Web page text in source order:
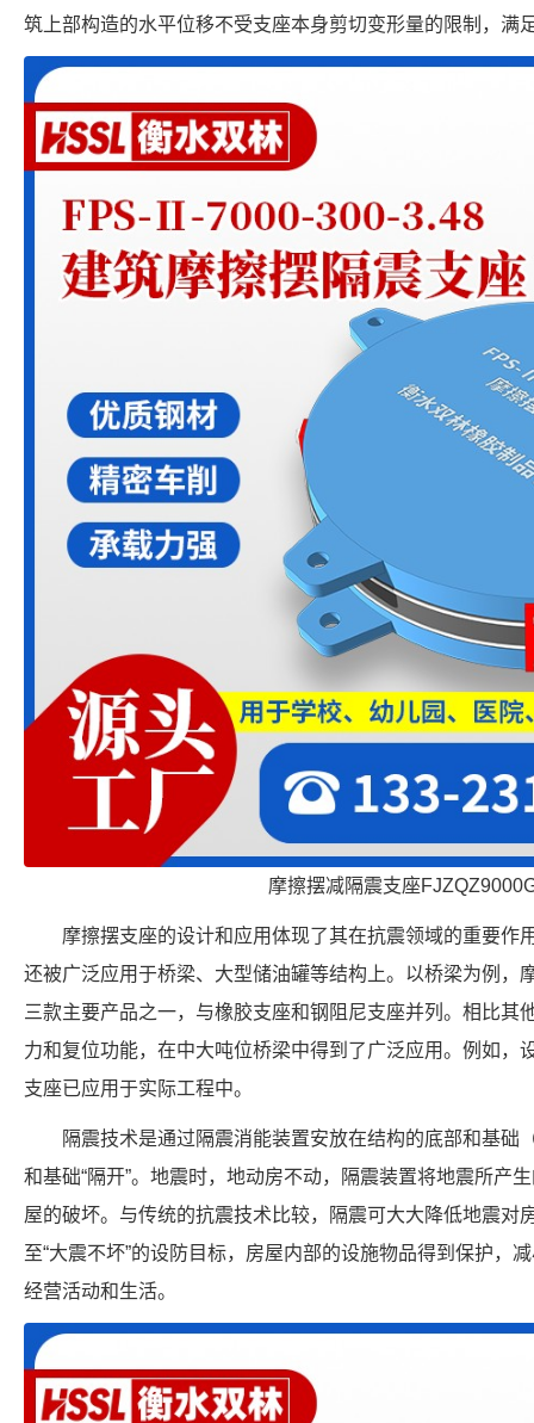
筑上部构造的水平位移不受支座本身剪切变形量的限制，满
摩擦摆减隔震支座
摩擦摆支座的设计和应用体现了其在抗震领域的重要作
还被广泛应用于桥梁、大型储油罐等结构上。以桥梁为例，
三款主要产品之一，与橡胶支座和钢阻尼支座并列。相比其
力和复位功能，在中大吨位桥梁中得到了广泛应用。例如，
支座已应用于实际工程中。
隔震技术是通过隔震消能装置安放在结构的底部和基础
和基础“隔开”。地震时，地动房不动，隔震装置将地震所产
屋的破坏。与传统的抗震技术比较，隔震可大大降低地震对
至“大震不坏”的设防目标，房屋内部的设施物品得到保护，
经营活动和生活。